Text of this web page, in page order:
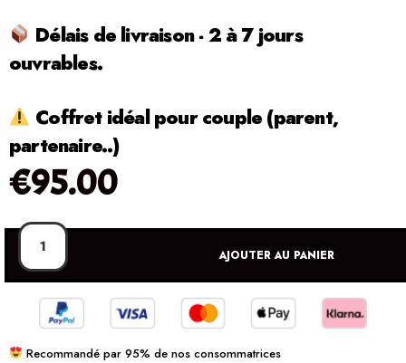
Délais de livraison - 2 à 7 jours
ouvrables.
Coffret idéal pour couple (parent,
partenaire..)
€95.00
AJOUTER AU PANIER
Recommandé par 95% de nos consommatrices